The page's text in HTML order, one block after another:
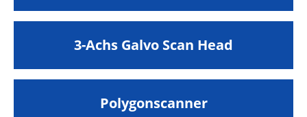
3-Achs Galvo Scan Head
Polygonscanner